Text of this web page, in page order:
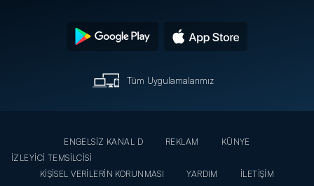
Tüm Uygulamalarımız
ENGELSİZ KANAL D REKLAM
KÜNYE
İZLEYİCİ TEMSİLCİSİ
KİŞİSEL VERİLERİN KORUNMASI
YARDIM
İLETİŞİM